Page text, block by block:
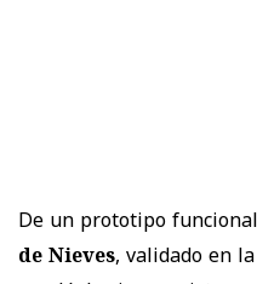
De un prototipo
de Nieves, validado en